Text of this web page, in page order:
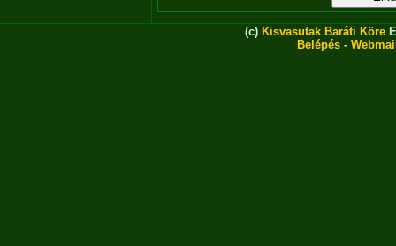
(c) Kisvasutak Baráti Köre
Belépés -